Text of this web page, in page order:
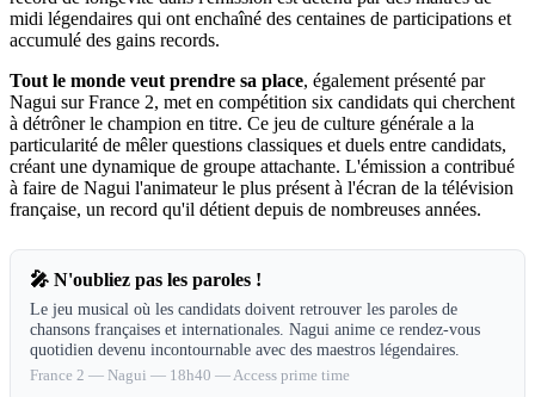
midi légendaires qui ont enchaîné des centaines de participations et
accumulé des gains records.
Tout le monde veut prendre sa place, également présenté par
Nagui sur France 2, met en compétition six candidats qui cherchent
à détrôner le champion en titre. Ce jeu de culture générale a la
particularité de mêler questions classiques et duels entre candidats,
créant une dynamique de groupe attachante. L'émission a contribué
à faire de Nagui l'animateur le plus présent à l'écran de la télévision
française, un record qu'il détient depuis de nombreuses années.
🎤 N'oubliez pas les paroles !
Le jeu musical où les candidats doivent retrouver les paroles de
chansons françaises et internationales. Nagui anime ce rendez-vous
quotidien devenu incontournable avec des maestros légendaires.
France 2 — Nagui — 18h40 — Access prime time